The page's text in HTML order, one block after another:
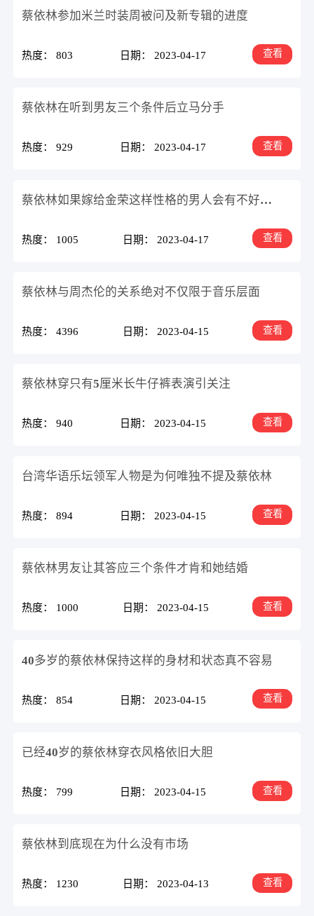
蔡依林参加米兰时装周被问及新专辑的进度
热度： 803 日期： 2023-04-17 查看
蔡依林在听到男友三个条件后立马分手
热度： 929 日期： 2023-04-17 查看
蔡依林如果嫁给金荣这样性格的男人会有不好的结果
热度： 1005 日期： 2023-04-17 查看
蔡依林与周杰伦的关系绝对不仅限于音乐层面
热度： 4396 日期： 2023-04-15 查看
蔡依林穿只有5厘米长牛仔裤表演引关注
热度： 940 日期： 2023-04-15 查看
台湾华语乐坛领军人物是为何唯独不提及蔡依林
热度： 894 日期： 2023-04-15 查看
蔡依林男友让其答应三个条件才肯和她结婚
热度： 1000 日期： 2023-04-15 查看
40多岁的蔡依林保持这样的身材和状态真不容易
热度： 854 日期： 2023-04-15 查看
已经40岁的蔡依林穿衣风格依旧大胆
热度： 799 日期： 2023-04-15 查看
蔡依林到底现在为什么没有市场
热度： 1230 日期： 2023-04-13 查看